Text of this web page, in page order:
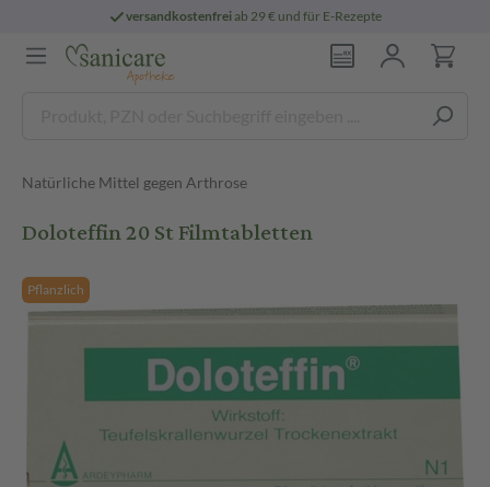
versandkostenfreiab 29 € und für E-Rezepte
Natürliche Mittel gegen Arthrose
Doloteffin 20 St Filmtabletten
Pflanzlich